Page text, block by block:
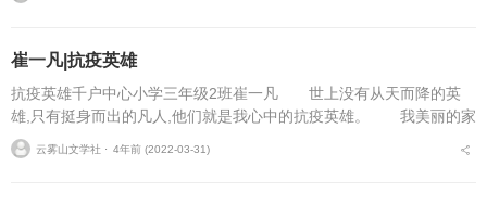
了网课。在这个非常...
崔一凡|抗疫英雄
抗疫英雄千户中心小学三年级2班崔一凡 世上没有从天而降的英
雄,只有挺身而出的凡人,他们就是我心中的抗疫英雄。 我美丽的家
乡突然病了,原本热闹的有秩序的生活,被这该死的病毒打乱了,交警们
在维护交通秩...
云雾山文学社 ⋅ 4年前 (2022-03-31)